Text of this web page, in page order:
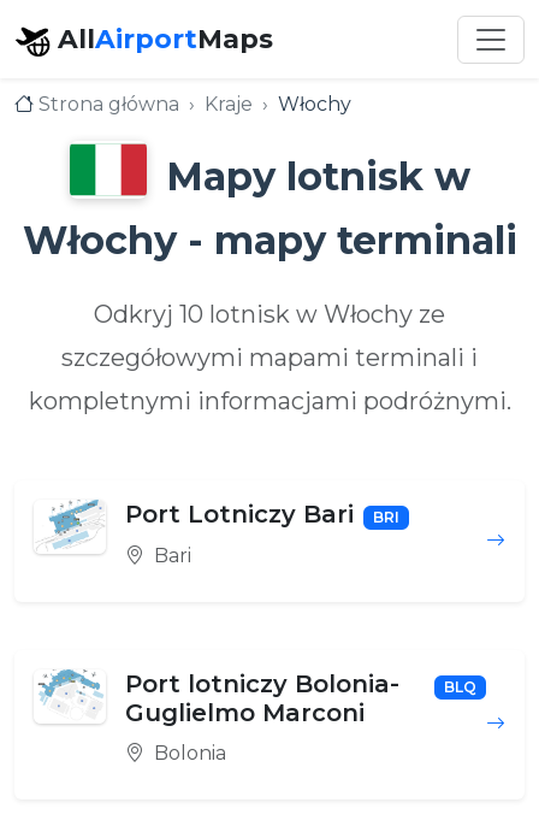
AllAirportMaps
Strona główna Kraje Włochy
Mapy lotnisk w
Włochy - mapy terminali
Odkryj 10 lotnisk w Włochy ze
szczegółowymi mapami terminali i
kompletnymi informacjami podróżnymi.
Port Lotniczy Bari BRI
Bari
Port lotniczy Bolonia-
Guglielmo Marconi
BLQ
Bolonia